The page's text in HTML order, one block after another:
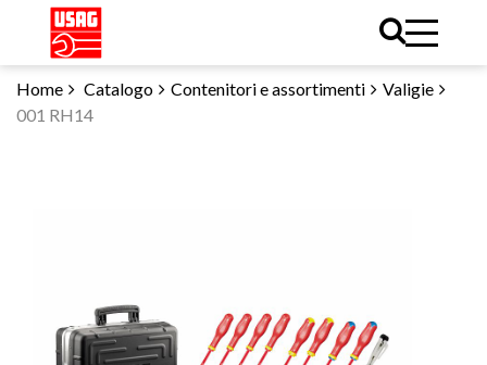
Home Catalogo Contenitori e assortimenti
Valigie
001 RH14